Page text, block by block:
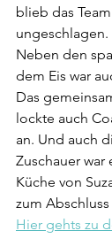
blieb das
ungeschlagen.
Neben den
dem Eis war
Das
lockte auch
an. Und auch
Zuschauer
Küche von
zum
Hier gehts zu